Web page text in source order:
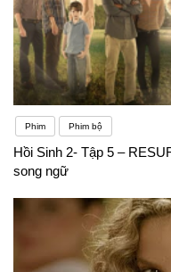
Phim Phim bộ
Hồi Sinh 2- Tập 5 –
song ngữ